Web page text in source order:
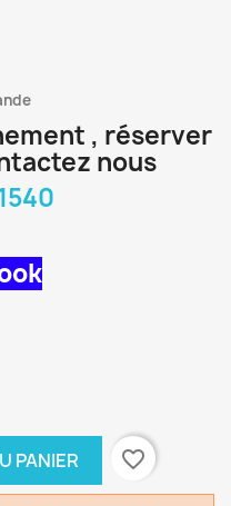
, réserver
nous
PANIER favorite_border